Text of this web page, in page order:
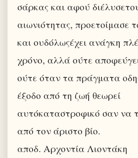
σάρκας και αφού
αιωνιότητας, προετοίμασε
και ουδόλωςέχει ανάγκη
χρόνο, αλλά ούτε
ούτε όταν τα πράγματα
έξοδο από τη ζωή θεωρεί
αυτόκαταστροφικό σαν να
από τον άριστο βίο.
αποδ. Αρχοντία Λιοντάκη